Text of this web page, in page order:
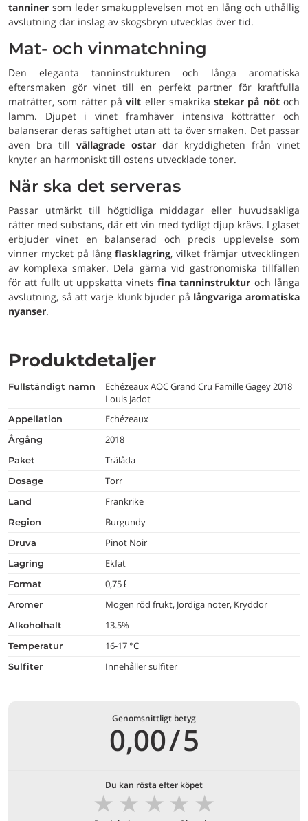
tanniner som leder smakupplevelsen mot en lång och uthållig
avslutning där inslag av skogsbryn utvecklas över tid.
Mat- och vinmatchning
Den eleganta tanninstrukturen och långa aromatiska
eftersmaken gör vinet till en perfekt partner för kraftfulla
maträtter, som rätter påvilt eller smakrikastekar på nötoch
lamm. Djupet i vinet framhäver intensiva kötträtter och
balanserar deras saftighet utan att ta över smaken. Det passar
även bra till vällagrade ostar där kryddigheten från vinet
knyter an harmoniskt till ostens utvecklade toner.
När ska det serveras
Passar utmärkt till högtidliga middagar eller huvudsakliga
rätter med substans, där ett vin med tydligt djup krävs. I glaset
erbjuder vinet en balanserad och precis upplevelse som
vinner mycket på långflasklagring, vilket främjar utvecklingen
av komplexa smaker. Dela gärna vid gastronomiska tillfällen
för att fullt ut uppskatta vinets fina tanninstruktur och långa
avslutning, så att varje klunk bjuder på långvariga aromatiska
nyanser.
Produktdetaljer
fullständigt namn
Echézeaux AOC Grand Cru Famille Gagey 2018
Louis Jadot
appellation Echézeaux
årgång 2018
paket Trälåda
dosage Torr
land Frankrike
region Burgundy
druva Pinot Noir
lagring Ekfat
format 0,75 ℓ
aromer Mogen röd frukt, Jordiga noter, Kryddor
alkoholhalt 13.5%
temperatur 16-17 °C
Sulfiter Innehåller sulfiter
Genomsnittligt betyg
0,00/5
Du kan rösta efter köpet
★
★
★
★
★